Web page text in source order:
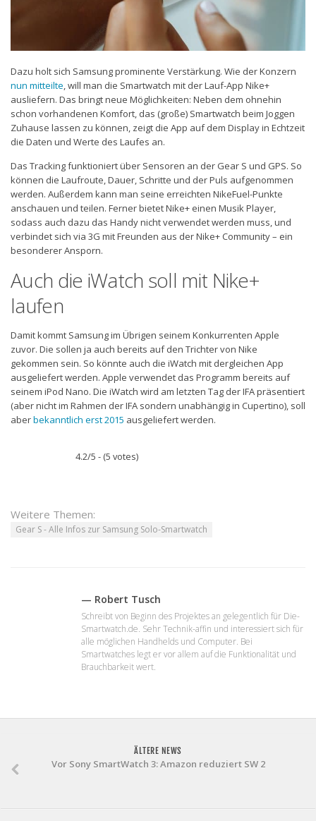
Mobilfunk-Vergleichsrechner
Mobilfunk-Tarifrechner
Dazu holt sich Samsung prominente Verstärkung. Wie der Konzern
nun mitteilte, will man die Smartwatch mit der Lauf-App Nike+
ausliefern. Das bringt neue Möglichkeiten: Neben dem ohnehin
schon vorhandenen Komfort, das (große) Smartwatch beim Joggen
Zuhause lassen zu können, zeigt die App auf dem Display in Echtzeit
die Daten und Werte des Laufes an.
Das Tracking funktioniert über Sensoren an der Gear S und GPS. So
können die Laufroute, Dauer, Schritte und der Puls aufgenommen
werden. Außerdem kann man seine erreichten NikeFuel-Punkte
anschauen und teilen. Ferner bietet Nike+ einen Musik Player,
sodass auch dazu das Handy nicht verwendet werden muss, und
verbindet sich via 3G mit Freunden aus der Nike+ Community – ein
besonderer Ansporn.
Auch die iWatch soll mit Nike+
laufen
Damit kommt Samsung im Übrigen seinem Konkurrenten Apple
zuvor. Die sollen ja auch bereits auf den Trichter von Nike
gekommen sein. So könnte auch die iWatch mit dergleichen App
ausgeliefert werden. Apple verwendet das Programm bereits auf
seinem iPod Nano. Die iWatch wird am letzten Tag der IFA präsentiert
(aber nicht im Rahmen der IFA sondern unabhängig in Cupertino), soll
aberbekanntlich erst 2015 ausgeliefert werden.
4.2/5 - (5 votes)
Weitere Themen:
Gear S - Alle Infos zur Samsung Solo-Smartwatch
— Robert Tusch
Schreibt von Beginn des Projektes an gelegentlich für Die-
Smartwatch.de. Sehr Technik-affin und interessiert sich für
alle möglichen Handhelds und Computer. Bei
Smartwatches legt er vor allem auf die Funktionalität und
Brauchbarkeit wert.
ÄLTERE NEWS
Vor Sony SmartWatch 3: Amazon reduziert SW 2